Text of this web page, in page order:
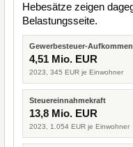
Hebesätze zeigen
Belastungsseite.
Gewerbesteuer-Aufkommen
4,51 Mio. EUR
2023, 345 EUR je Einwohner
Steuereinnahmekraft
13,8 Mio. EUR
2023, 1.054 EUR je Einwohner